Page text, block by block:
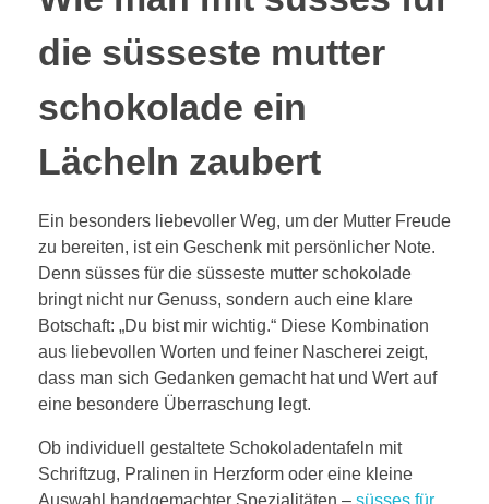
die süsseste mutter
schokolade ein
Lächeln zaubert
Ein besonders liebevoller Weg, um der Mutter Freude
zu bereiten, ist ein Geschenk mit persönlicher Note.
Denn süsses für die süsseste mutter schokolade
bringt nicht nur Genuss, sondern auch eine klare
Botschaft: „Du bist mir wichtig.“ Diese Kombination
aus liebevollen Worten und feiner Nascherei zeigt,
dass man sich Gedanken gemacht hat und Wert auf
eine besondere Überraschung legt.
Ob individuell gestaltete Schokoladentafeln mit
Schriftzug, Pralinen in Herzform oder eine kleine
Auswahl handgemachter Spezialitäten – süsses für